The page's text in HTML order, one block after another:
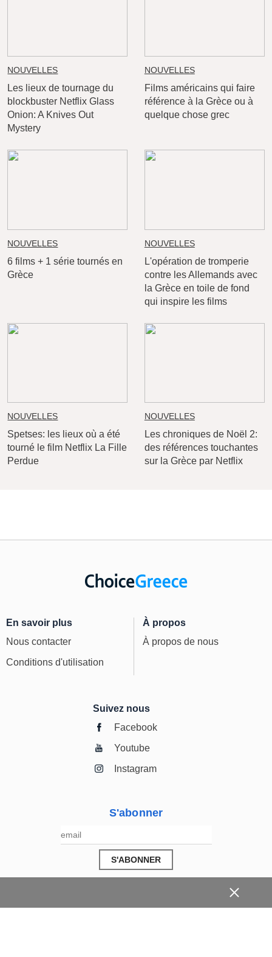
NOUVELLES
Les lieux de tournage du
blockbuster Netflix Glass
Onion: A Knives Out
Mystery
NOUVELLES
Films américains qui faire
référence à la Grèce ou à
quelque chose grec
NOUVELLES
6 films + 1 série tournés en
Grèce
NOUVELLES
L'opération de tromperie
contre les Allemands avec
la Grèce en toile de fond
qui inspire les films
NOUVELLES
Spetses: les lieux où a été
tourné le film Netflix La Fille
Perdue
NOUVELLES
Les chroniques de Noël 2:
des références touchantes
sur la Grèce par Netflix
En savoir plus
Nous contacter
Conditions d'utilisation
À propos
À propos de nous
Suivez nous
Facebook
Youtube
Instagram
S'abonner